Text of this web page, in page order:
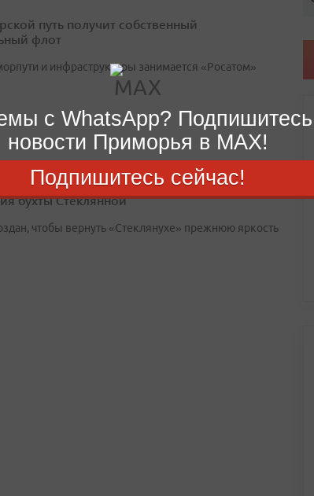
путь получит собственный
флот
и инфраструктуры занимается «Росатом»
собирает стекло для
бухты Стеклянной
чтобы вернуть «Стеклянухе» прежнюю яркость
с WhatsApp?
новости Приморья в MAX!
Подпишитесь сейчас!